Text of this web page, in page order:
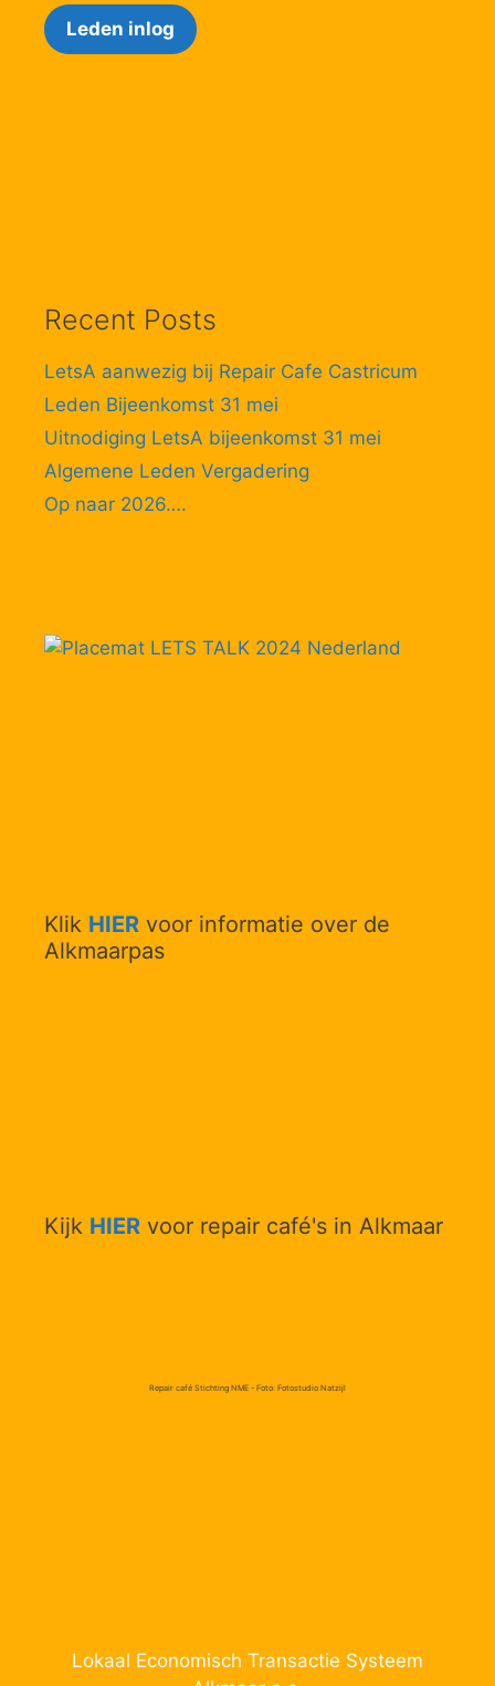
Leden inlog
Recent Posts
LetsA aanwezig bij Repair Cafe Castricum
Leden Bijeenkomst 31 mei
Uitnodiging LetsA bijeenkomst 31 mei
Algemene Leden Vergadering
Op naar 2026….
Klik HIER voor informatie over de
Alkmaarpas
Kijk HIER voor repair café's in Alkmaar
Repair café Stichting NME - Foto: Fotostudio Natzijl
Lokaal Economisch Transactie Systeem